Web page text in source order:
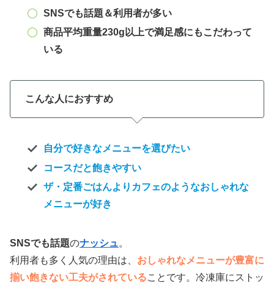
SNSでも話題＆利用者が多い
商品平均重量230g以上で満足感にもこだわって
いる
こんな人におすすめ
自分で好きなメニューを選びたい
コースだと飽きやすい
ザ・定番ごはんよりカフェのようなおしゃれな
メニューが好き
SNSでも話題のナッシュ。
利用者も多く人気の理由は、 おしゃれなメニューが豊富に
揃い飽きない工夫がされていることです。冷凍庫にストッ